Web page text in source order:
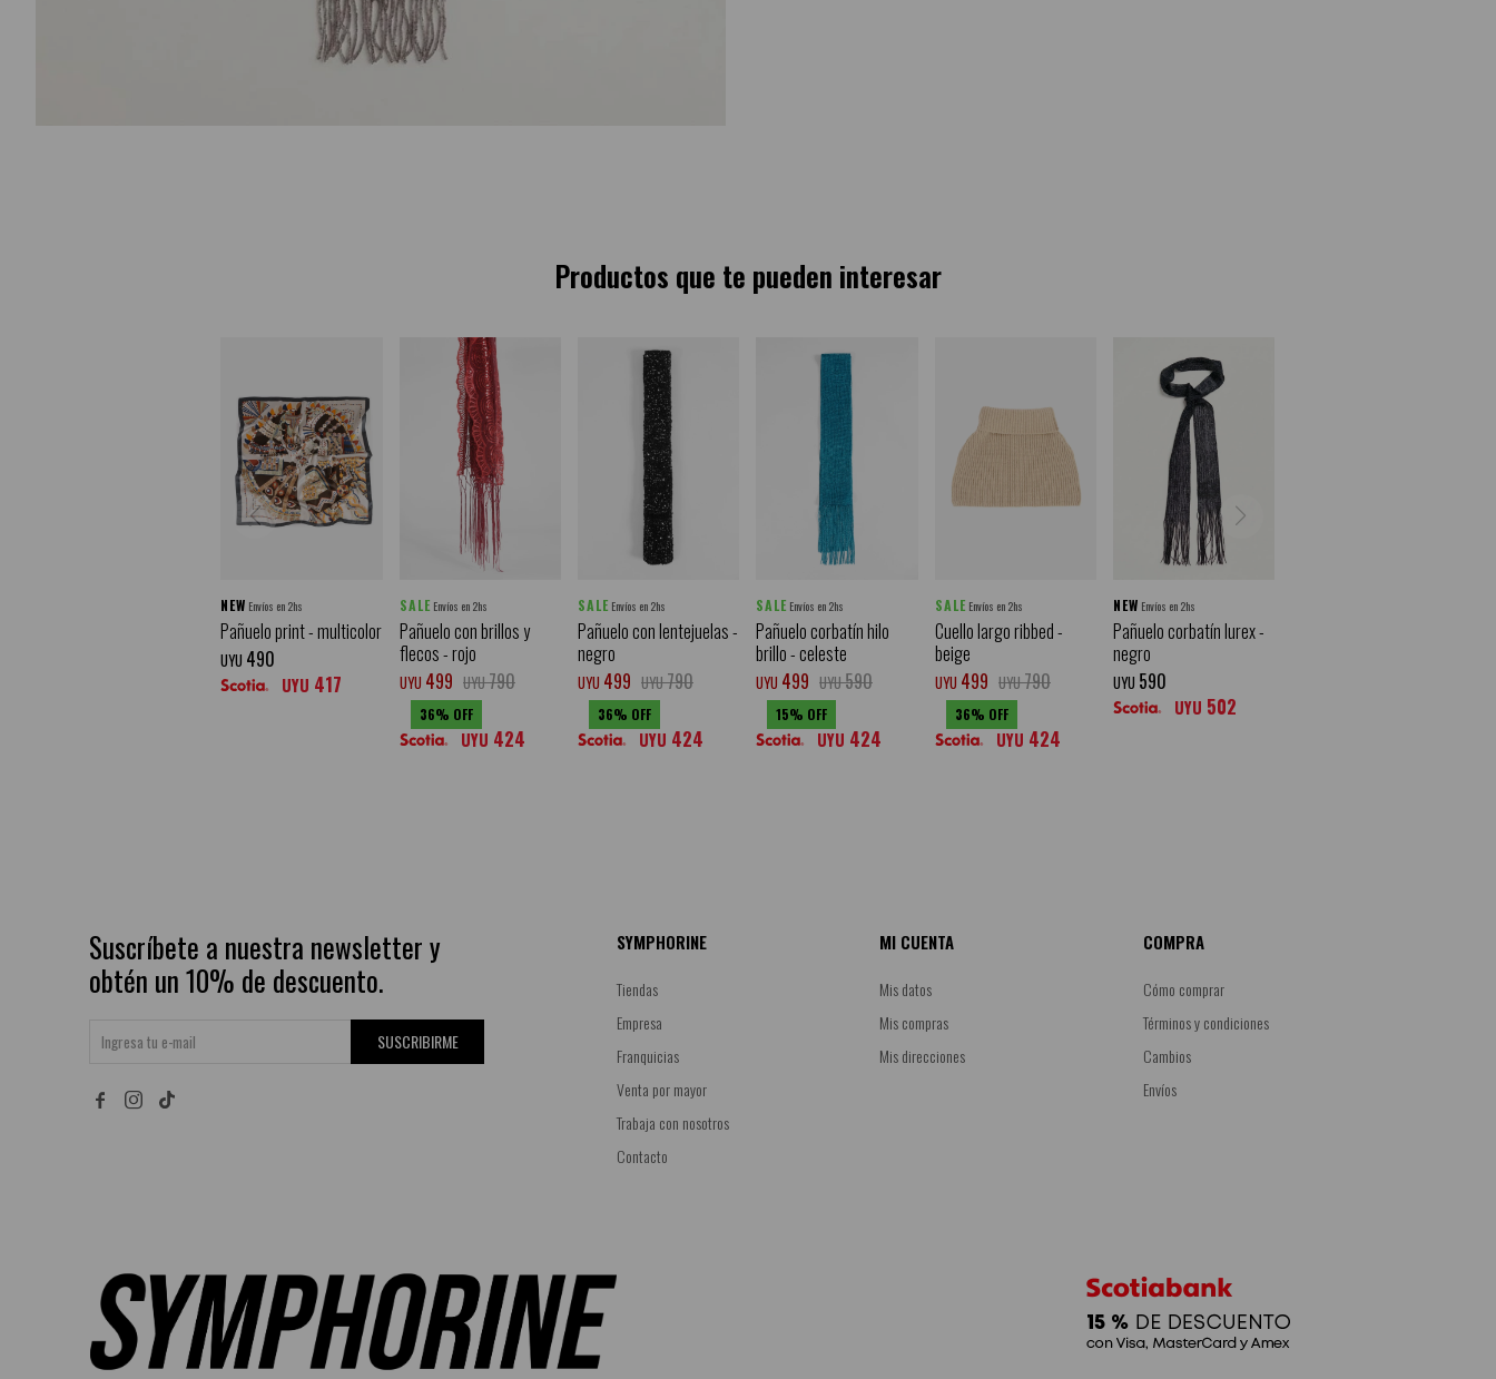
Productos que te pueden interesar
NEW Envíos en 2hs
Pañuelo print - multicolor
UYU 490
UYU 417
SALE Envíos en 2hs
Pañuelo con brillos y
flecos - rojo
UYU 499 UYU790
36
UYU 424
SALE Envíos en 2hs
Pañuelo con lentejuelas -
negro
UYU 499 UYU790
36
UYU 424
SALE Envíos en 2hs
Pañuelo corbatín hilo
brillo - celeste
UYU 499 UYU590
15
UYU 424
SALE Envíos en 2hs
Cuello largo ribbed -
beige
UYU 499 UYU790
36
UYU 424
NEW Envíos en 2hs
Pañuelo corbatín lurex -
negro
UYU 590
UYU 502
Suscríbete a nuestra newsletter y
obtén un 10% de descuento.
SUSCRIBIRME
 
SYMPHORINE
Tiendas
Empresa
Franquicias
Venta por mayor
Trabaja con nosotros
Contacto
MI CUENTA
Mis datos
Mis compras
Mis direcciones
COMPRA
Cómo comprar
Términos y condiciones
Cambios
Envíos